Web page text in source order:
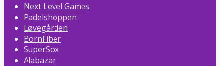
Next Level Games
Padelshoppen
Løvegården
BornFiber
SuperSox
Alabazar